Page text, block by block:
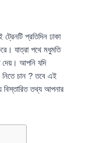
প্রতিদিন ঢাকা
যাত্রা পথে মধুমতি
দেয়। আপনি যদি
নিতে চান ? তবে এই
বিস্তারিত তথ্য আপনার